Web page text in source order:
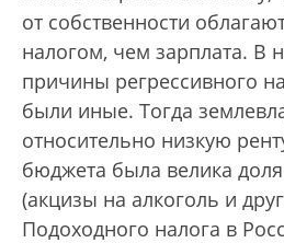
от собственности
налогом, чем зарплата. В
причины регрессивного
были иные. Тогда
относительно низкую
бюджета была велика
(акцизы на алкоголь и
Подоходного налога в